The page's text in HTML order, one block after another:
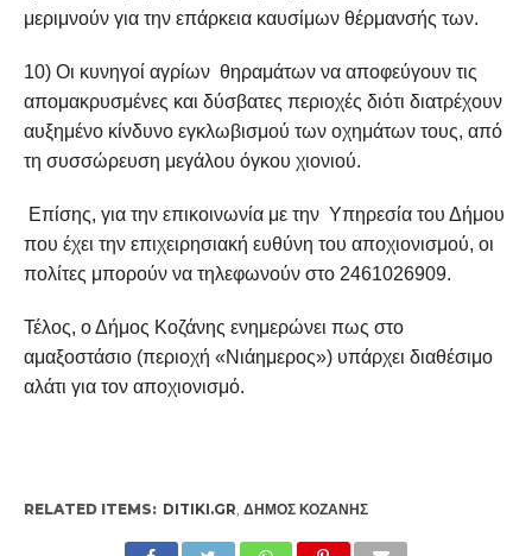
μεριμνούν για την επάρκεια καυσίμων θέρμανσής των.
10) Οι κυνηγοί αγρίων θηραμάτων να αποφεύγουν τις
απομακρυσμένες και δύσβατες περιοχές διότι διατρέχουν
αυξημένο κίνδυνο εγκλωβισμού των οχημάτων τους, από
τη συσσώρευση μεγάλου όγκου χιονιού.
Επίσης, για την επικοινωνία με την Υπηρεσία του Δήμου
που έχει την επιχειρησιακή ευθύνη του αποχιονισμού, οι
πολίτες μπορούν να τηλεφωνούν στο 2461026909.
Τέλος, ο Δήμος Κοζάνης ενημερώνει πως στο
αμαξοστάσιο (περιοχή «Νιάημερος») υπάρχει διαθέσιμο
αλάτι για τον αποχιονισμό.
RELATED ITEMS: DITIKI.GR ΔΉΜΟΣ ΚΟΖΆΝΗΣ